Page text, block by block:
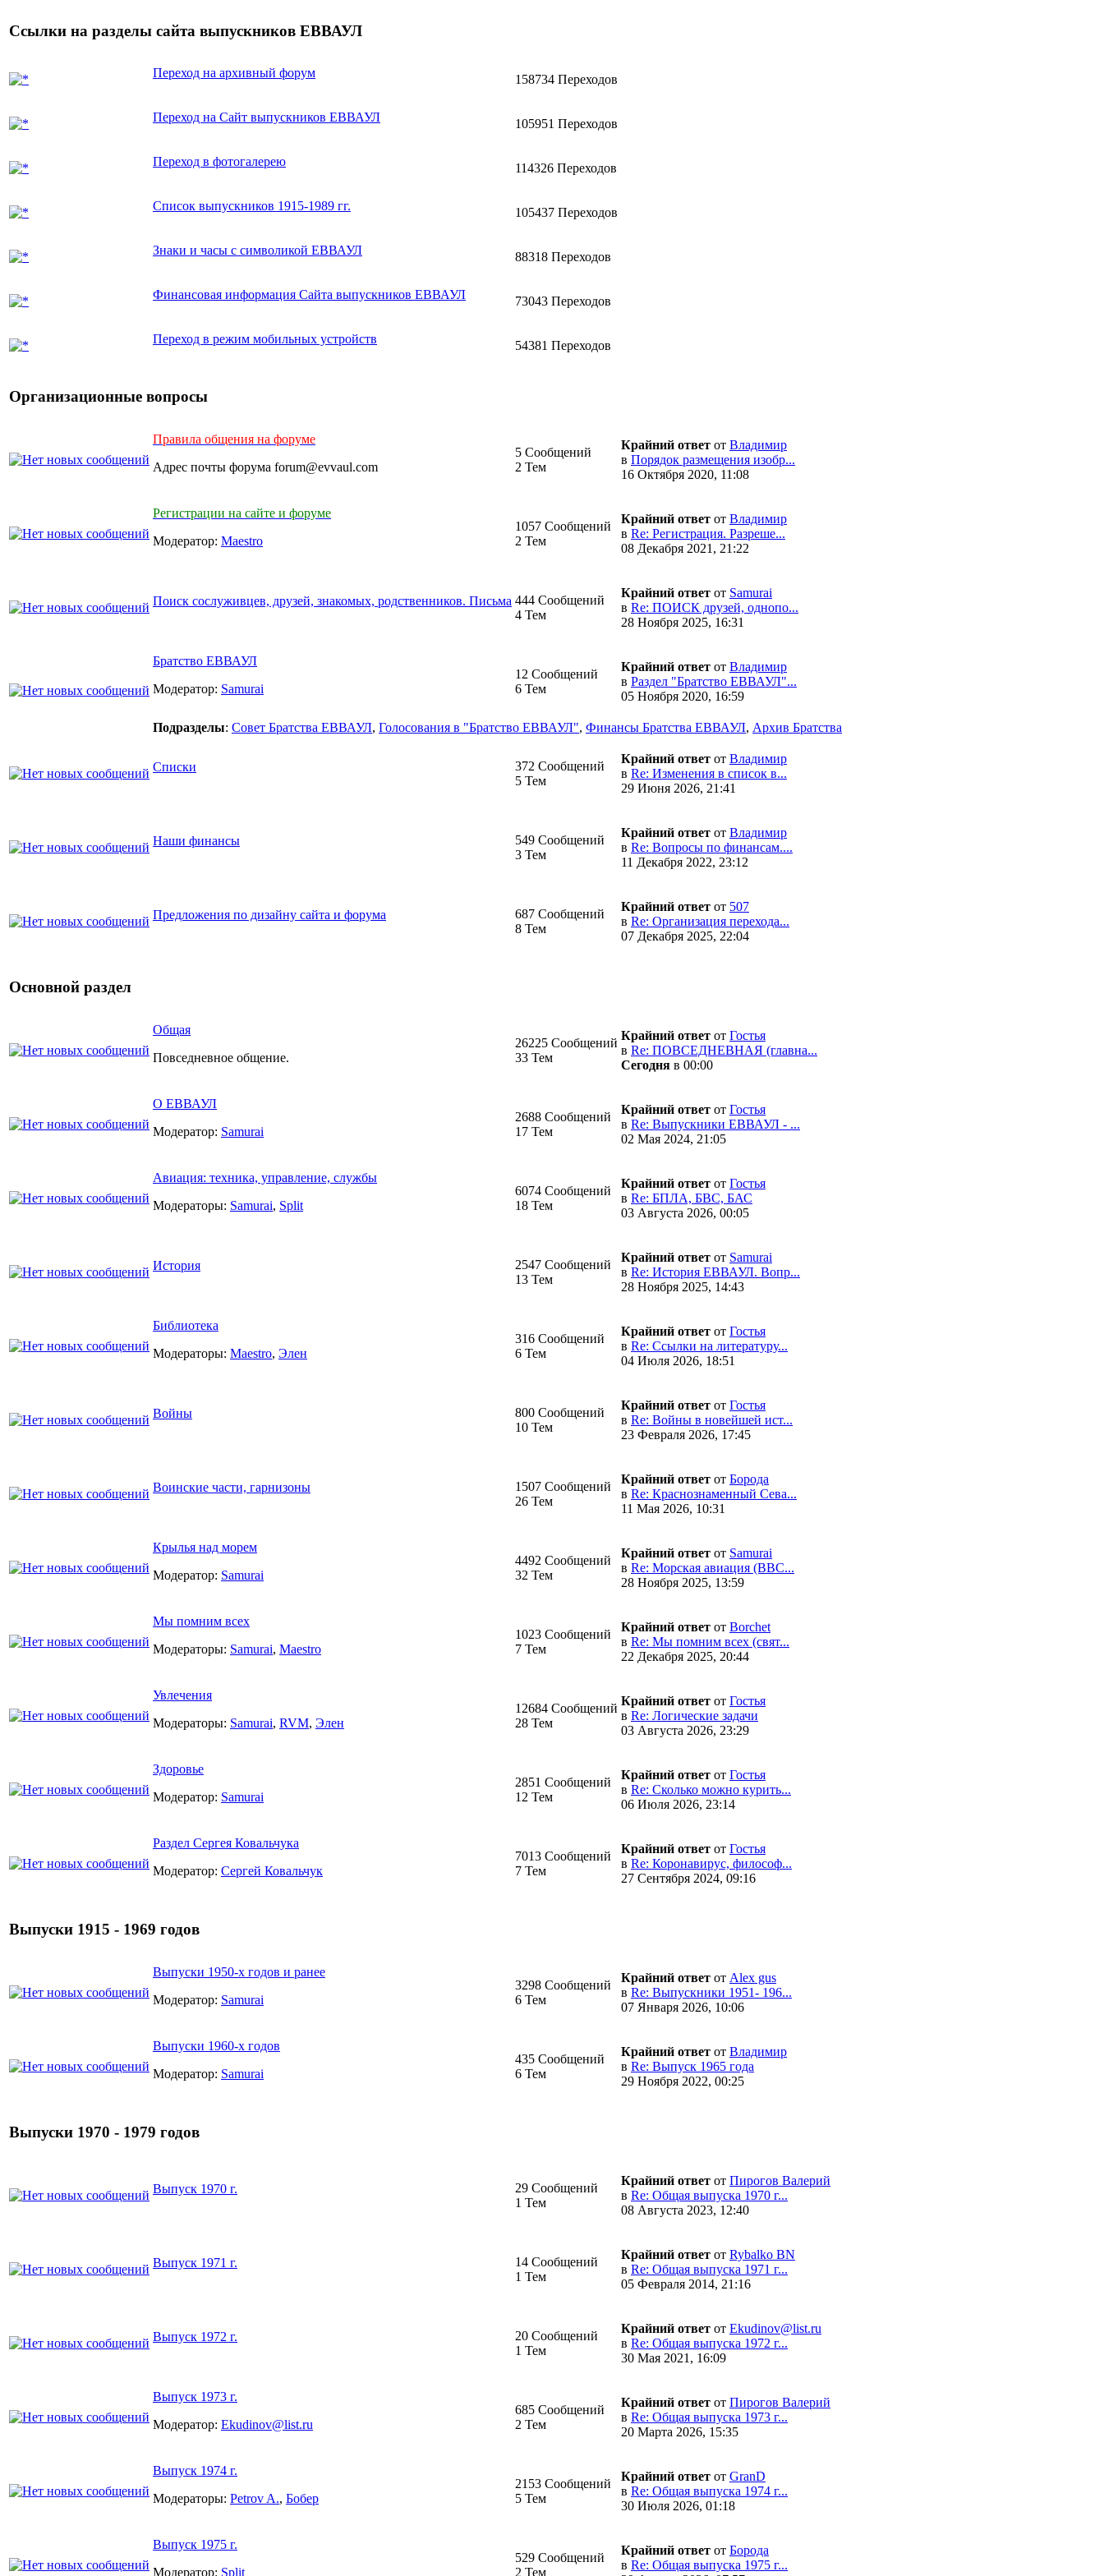
Ссылки на разделы сайта выпускников ЕВВАУЛ
Переход на архивный форум 158734 Переходов
Переход на Сайт выпускников ЕВВАУЛ 105951 Переходов
Переход в фотогалерею 114326 Переходов
Список выпускников 1915-1989 гг. 105437 Переходов
Знаки и часы с символикой ЕВВАУЛ 88318 Переходов
Финансовая информация Сайта выпускников ЕВВАУЛ 73043 Переходов
Переход в режим мобильных устройств 54381 Переходов
Организационные вопросы
Правила общения на форуме
Адрес почты форума forum@evvaul.com
5 Сообщений
2 Тем
Крайний ответ от Влaдимир
в Порядок размещения изобр...
16 Октября 2020, 11:08
Регистрации на сайте и форуме
Модератор: Maestro
1057 Сообщений
2 Тем
Крайний ответ от Влaдимир
в Re: Регистрация. Разреше...
08 Декабря 2021, 21:22
Поиск сослуживцев, друзей, знакомых, родственников. Письма 444 Сообщений
4 Тем
Крайний ответ от Samurai
в Re: ПОИСК друзей, однопо...
28 Ноября 2025, 16:31
Братство ЕВВАУЛ
Модератор: Samurai
12 Сообщений
6 Тем
Крайний ответ от Влaдимир
в Раздел "Братство ЕВВАУЛ"...
05 Ноября 2020, 16:59
Подразделы: Совет Братства ЕВВАУЛ, Голосования в "Братство ЕВВАУЛ", Финансы Братства ЕВВАУЛ, Архив Братства
Списки
372 Сообщений
5 Тем
Крайний ответ от Влaдимир
в Re: Изменения в список в...
29 Июня 2026, 21:41
Наши финансы
549 Сообщений
3 Тем
Крайний ответ от Влaдимир
в Re: Вопросы по финансам....
11 Декабря 2022, 23:12
Предложения по дизайну сайта и форума
687 Сообщений
8 Тем
Крайний ответ от 507
в Re: Организация перехода...
07 Декабря 2025, 22:04
Основной раздел
Общая
Повседневное общение.
26225 Сообщений
33 Тем
Крайний ответ от Гостья
в Re: ПОВСЕДНЕВНАЯ (главна...
Сегодня в 00:00
О ЕВВАУЛ
Модератор: Samurai
2688 Сообщений
17 Тем
Крайний ответ от Гостья
в Re: Выпускники ЕВВАУЛ - ...
02 Мая 2024, 21:05
Авиация: техника, управление, службы
Модераторы: Samurai, Split
6074 Сообщений
18 Тем
Крайний ответ от Гостья
в Re: БПЛА, БВС, БАС
03 Августа 2026, 00:05
История
2547 Сообщений
13 Тем
Крайний ответ от Samurai
в Re: История ЕВВАУЛ. Вопр...
28 Ноября 2025, 14:43
Библиотека
Модераторы: Maestro, Элен
316 Сообщений
6 Тем
Крайний ответ от Гостья
в Re: Ссылки на литературу...
04 Июля 2026, 18:51
Войны
800 Сообщений
10 Тем
Крайний ответ от Гостья
в Re: Войны в новейшей ист...
23 Февраля 2026, 17:45
Воинские части, гарнизоны
1507 Сообщений
26 Тем
Крайний ответ от Борода
в Re: Краснознаменный Сева...
11 Мая 2026, 10:31
Крылья над морем
Модератор: Samurai
4492 Сообщений
32 Тем
Крайний ответ от Samurai
в Re: Морская авиация (ВВС...
28 Ноября 2025, 13:59
Мы помним всех
Модераторы: Samurai, Maestro
1023 Сообщений
7 Тем
Крайний ответ от Borchet
в Re: Мы помним всех (свят...
22 Декабря 2025, 20:44
Увлечения
Модераторы: Samurai, RVM, Элен
12684 Сообщений
28 Тем
Крайний ответ от Гостья
в Re: Логические задачи
03 Августа 2026, 23:29
Здоровье
Модератор: Samurai
2851 Сообщений
12 Тем
Крайний ответ от Гостья
в Re: Сколько можно курить...
06 Июля 2026, 23:14
Раздел Сергея Ковальчука
Модератор: Сергей Ковальчук
7013 Сообщений
7 Тем
Крайний ответ от Гостья
в Re: Коронавирус, философ...
27 Сентября 2024, 09:16
Выпуски 1915 - 1969 годов
Выпуски 1950-х годов и ранее
Модератор: Samurai
3298 Сообщений
6 Тем
Крайний ответ от Alex gus
в Re: Выпускники 1951- 196...
07 Января 2026, 10:06
Выпуски 1960-х годов
Модератор: Samurai
435 Сообщений
6 Тем
Крайний ответ от Влaдимир
в Re: Выпуск 1965 года
29 Ноября 2022, 00:25
Выпуски 1970 - 1979 годов
Выпуск 1970 г.
29 Сообщений
1 Тем
Крайний ответ от Пирогов Валерий
в Re: Общая выпуска 1970 г...
08 Августа 2023, 12:40
Выпуск 1971 г.
14 Сообщений
1 Тем
Крайний ответ от Rybalko BN
в Re: Общая выпуска 1971 г...
05 Февраля 2014, 21:16
Выпуск 1972 г.
20 Сообщений
1 Тем
Крайний ответ от Ekudinov@list.ru
в Re: Общая выпуска 1972 г...
30 Мая 2021, 16:09
Выпуск 1973 г.
Модератор: Ekudinov@list.ru
685 Сообщений
2 Тем
Крайний ответ от Пирогов Валерий
в Re: Общая выпуска 1973 г...
20 Марта 2026, 15:35
Выпуск 1974 г.
Модераторы: Petrov A., Бобер
2153 Сообщений
5 Тем
Крайний ответ от GranD
в Re: Общая выпуска 1974 г...
30 Июля 2026, 01:18
Выпуск 1975 г.
Модератор: Split
529 Сообщений
2 Тем
Крайний ответ от Борода
в Re: Общая выпуска 1975 г...